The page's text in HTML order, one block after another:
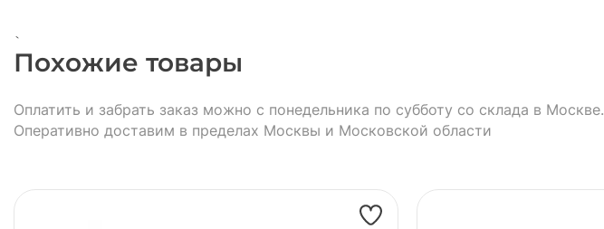
`
Похожие товары
Оплатить и забрать заказ можно с понедельника по субботу со склада в Москве.
Оперативно доставим в пределах Москвы и Московской области